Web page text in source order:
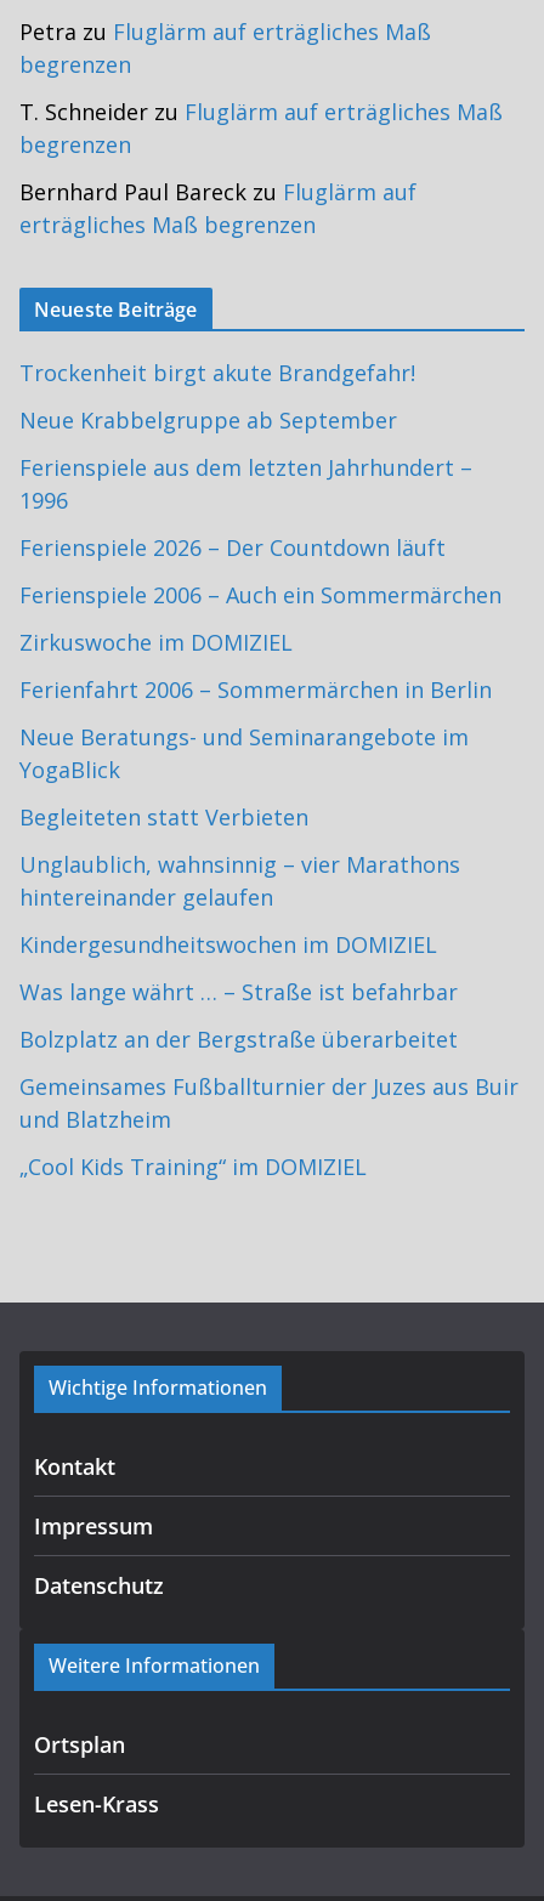
Petra zu Fluglärm auf erträgliches Maß
begrenzen
T. Schneider zu Fluglärm auf erträgliches Maß
begrenzen
Bernhard Paul Bareck zu Fluglärm auf
erträgliches Maß begrenzen
Neueste Beiträge
Trockenheit birgt akute Brandgefahr!
Neue Krabbelgruppe ab September
Ferienspiele aus dem letzten Jahrhundert –
1996
Ferienspiele 2026 – Der Countdown läuft
Ferienspiele 2006 – Auch ein Sommermärchen
Zirkuswoche im DOMIZIEL
Ferienfahrt 2006 – Sommermärchen in Berlin
Neue Beratungs- und Seminarangebote im
YogaBlick
Begleiteten statt Verbieten
Unglaublich, wahnsinnig – vier Marathons
hintereinander gelaufen
Kindergesundheitswochen im DOMIZIEL
Was lange währt … – Straße ist befahrbar
Bolzplatz an der Bergstraße überarbeitet
Gemeinsames Fußballturnier der Juzes aus Buir
und Blatzheim
„Cool Kids Training“ im DOMIZIEL
Wichtige Informationen
Kontakt
Impressum
Datenschutz
Weitere Informationen
Ortsplan
Lesen-Krass